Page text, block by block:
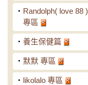
‧ Randolph( love 88 )
專區
‧ 養生保健篇
‧ 默默 專區
‧ likolalo 專區